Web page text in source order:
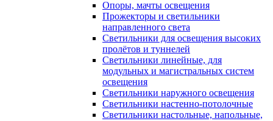
Опоры, мачты освещения
Прожекторы и светильники
направленного света
Светильники для освещения высоких
пролётов и туннелей
Светильники линейные, для
модульных и магистральных систем
освещения
Светильники наружного освещения
Светильники настенно-потолочные
Светильники настольные, напольные,